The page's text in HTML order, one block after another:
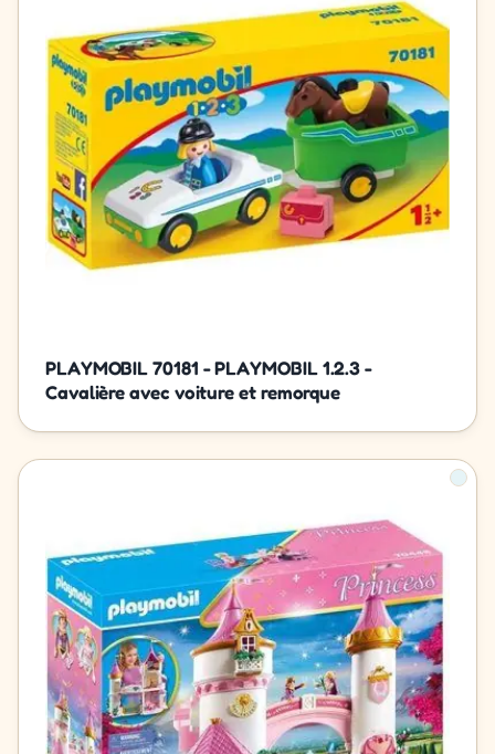
PLAYMOBIL 70181 - PLAYMOBIL 1.2.3 -
Cavalière avec voiture et remorque